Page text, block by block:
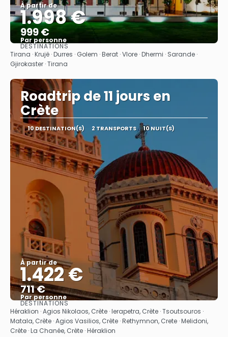
À partir de
1.998 €
999 €
Par personne
Afficher
DESTINATIONS
Tirana · Krujë · Durres · Golem · Berat · Vlore · Dhermi · Sarande ·
Gjirokaster · Tirana
Roadtrip de 11 jours en
Crète
10 DESTINATION(S) 2 TRANSPORTS 10 NUIT(S)
À partir de
1.422 €
711 €
Par personne
Afficher
DESTINATIONS
Héraklion · Agios Nikolaos, Crète · Ierapetra, Crète · Tsoutsouros ·
Matala, Crète · Agios Vasilios, Crète · Rethymnon, Crete · Melidoni,
Crète · La Chanée, Crète · Héraklion